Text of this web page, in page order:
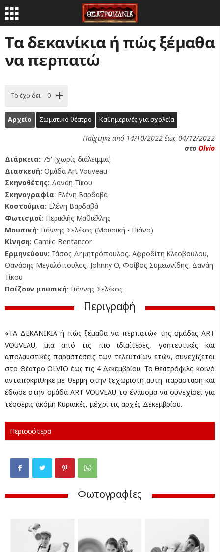
Τα δεκανίκια ή πώς ξέμαθα
να περπατώ
Το έχω δει 0
Αρχείο Σωματικό θέατρο Καθημερινές για σχολεία
Παίχτηκε από 14/10/2022 έως 04/12/2022
στο Olvio
Διάρκεια: 75' (χωρίς διάλειμμα)
Διασκευή: Ομάδα Art Vouveau
Σκηνοθέτης: Δανάη Τίκου
Σκηνογραφία: Ελένη Βαρδαβά
Κοστούμια: Ελένη Βαρδαβά
Φωτισμοί: Περικλής Μαθιέλλης
Μουσική: Γιάννης Σελέκος (Μουσική - Πιάνο)
Κίνηση: Camilo Bentancor
Ερμηνεύουν: Τάσος Δημητρόπουλος, Αφροδίτη Κλεοβούλου,
Θανάσης Μεγαλόπουλος, Johnny O, Φοίβος Συμεωνίδης, Δανάη
Τίκου
Παίζουν μουσική: Γιάννης Σελέκος
Περιγραφή
«ΤΑ ΔΕΚΑΝΙΚΙΑ ή πώς ξέμαθα να περπατώ» της ομάδας ART
VOUVEAU, μια από τις πιο ιδιαίτερες, γοητευτικές και
απολαυστικές παραστάσεις των τελευταίων ετών, συνεχίζεται
στο Θέατρο OLVIO έως τις 4 Δεκεμβρίου. Το θεατρόφιλο κοινό
ανταποκρίθηκε με θέρμη στην ξεχωριστή αυτή παράσταση και
έδωσε στην ομάδα ART VOUVEAU το έναυσμα να συνεχίσει για
τέσσερις ακόμη Κυριακές, μέχρι τις αρχές Δεκεμβρίου.
Περισσότερα
Φωτογραφίες